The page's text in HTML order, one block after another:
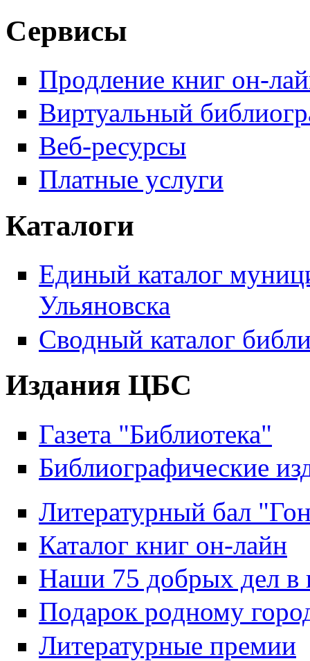
Сервисы
Продление книг он-
Виртуальный
Веб-ресурсы
Платные услуги
Каталоги
Единый каталог
Ульяновска
Сводный каталог
Издания ЦБС
Газета "Библиотека"
Библиографические
Литературный бал
Каталог книг он-лайн
Наши 75 добрых дел в
Подарок родному
Литературные премии